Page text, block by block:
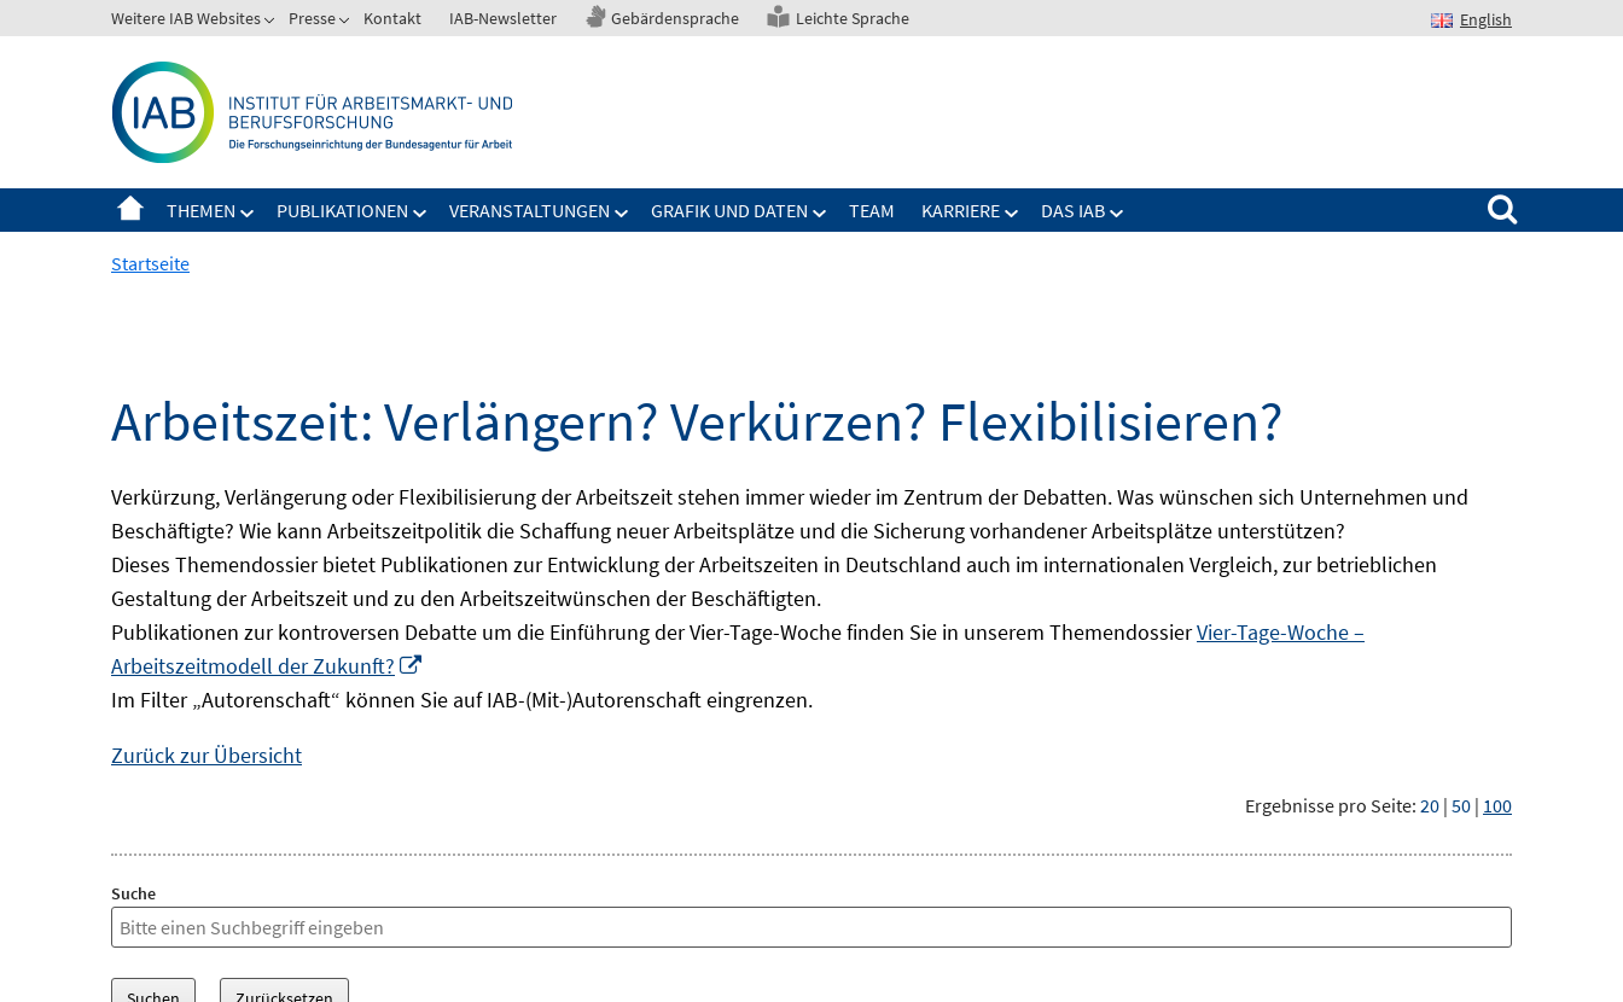
zum
Weitere IAB Websites Presse Kontakt IAB-Newsletter Gebärdensprache Leichte Sprache English
THEMEN PUBLIKATIONEN VERANSTALTUNGEN GRAFIK UND DATEN TEAM KARRIERE DAS IAB
Suchen nach:
Startseite
Arbeitszeit: Verlängern? Verkürzen? Flexibilisieren?
Verkürzung, Verlängerung oder Flexibilisierung der Arbeitszeit stehen immer wieder im Zentrum der Debatten. Was wünschen sich Unternehmen und
Beschäftigte? Wie kann Arbeitszeitpolitik die Schaffung neuer Arbeitsplätze und die Sicherung vorhandener Arbeitsplätze unterstützen?
Dieses Themendossier bietet Publikationen zur Entwicklung der Arbeitszeiten in Deutschland auch im internationalen Vergleich, zur betrieblichen
Gestaltung der Arbeitszeit und zu den Arbeitszeitwünschen der Beschäftigten.
Publikationen zur kontroversen Debatte um die Einführung der Vier-Tage-Woche finden Sie in unserem ThemendossierVier-Tage-Woche –
Arbeitszeitmodell der Zukunft?
neuem
Im Filter „Autorenschaft“ können Sie auf IAB-(Mit-)Autorenschaft eingrenzen.
Zurück zur Übersicht
Ergebnisse pro Seite: 20 | 50 | 100
Suche